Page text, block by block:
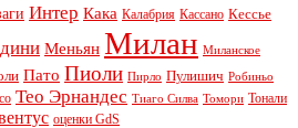
Интер Кака Калабрия Кассано Кессье
Меньян Милан Миланское
Пато Пиоли Пирло Пулишич Робиньо
Тео Эрнандес Тиаго Силва Томори Тонали
оценки GdS